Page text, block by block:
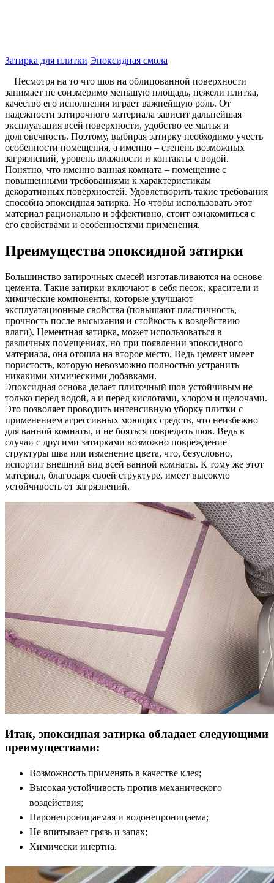
Затирка для плитки Эпоксидная смола
Несмотря на то что шов на облицованной поверхности
занимает не соизмеримо меньшую площадь, нежели плитка,
качество его исполнения играет важнейшую роль. От
надежности затирочного материала зависит дальнейшая
эксплуатация всей поверхности, удобство ее мытья и
долговечность. Поэтому, выбирая затирку необходимо учесть
особенности помещения, а именно – степень возможных
загрязнений, уровень влажности и контакты с водой.
Понятно, что именно ванная комната – помещение с
повышенными требованиями к характеристикам
декоративных поверхностей. Удовлетворить такие требования
способна эпоксидная затирка. Но чтобы использовать этот
материал рационально и эффективно, стоит ознакомиться с
его свойствами и особенностями применения.
Преимущества эпоксидной затирки
Большинство затирочных смесей изготавливаются на основе
цемента. Такие затирки включают в себя песок, красители и
химические компоненты, которые улучшают
эксплуатационные свойства (повышают пластичность,
прочность после высыхания и стойкость к воздействию
влаги). Цементная затирка, может использоваться в
различных помещениях, но при появлении эпоксидного
материала, она отошла на второе место. Ведь цемент имеет
пористость, которую невозможно полностью устранить
никакими химическими добавками.
Эпоксидная основа делает плиточный шов устойчивым не
только перед водой, а и перед кислотами, хлором и щелочами.
Это позволяет проводить интенсивную уборку плитки с
применением агрессивных моющих средств, что неизбежно
для ванной комнаты, и не бояться повредить шов. Ведь в
случаи с другими затирками возможно повреждение
структуры шва или изменение цвета, что, безусловно,
испортит внешний вид всей ванной комнаты. К тому же этот
материал, благодаря своей структуре, имеет высокую
устойчивость от загрязнений.
Итак, эпоксидная затирка обладает следующими
преимуществами:
Возможность применять в качестве клея;
Высокая устойчивость против механического
воздействия;
Паронепроницаемая и водонепроницаема;
Не впитывает грязь и запах;
Химически инертна.